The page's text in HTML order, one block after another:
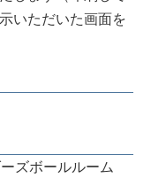
いただいた画面を
ズボールルーム